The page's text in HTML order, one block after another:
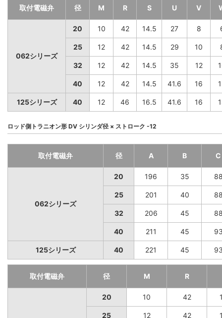
取付電磁弁 径 M R S U V
062シリーズ
20 10 42 14.5 27 8
25 12 42 14.5 29 10
32 12 42 14.5 35 12
40 12 42 14.5 41.6 16
125シリーズ 40 12 46 16.5 41.6 16
ロッド側トラニオン形 DV シリンダ径 × ストローク -12
取付電磁弁 径 A B C
062シリーズ
20 196 35
25 201 40
32 206 45
40 211 45
125シリーズ 40 221 45
取付電磁弁 径 M R
20 10 42
25 12 42